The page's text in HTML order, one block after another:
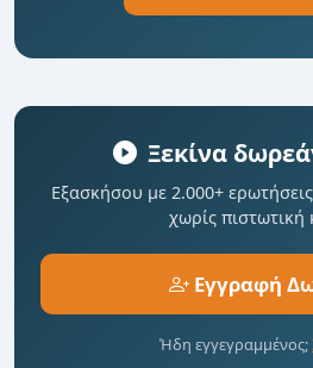
Ξεκίνα
Εξασκήσου με 2.000+
χωρίς πιστωτική
Εγγραφή
Ήδη εγγεγραμμένος;